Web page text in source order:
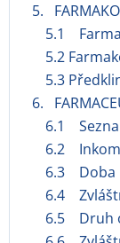
5.
5.1
5.2
5.3
6.
6.1
6.2
6.3 Doba
6.4
6.5 Druh